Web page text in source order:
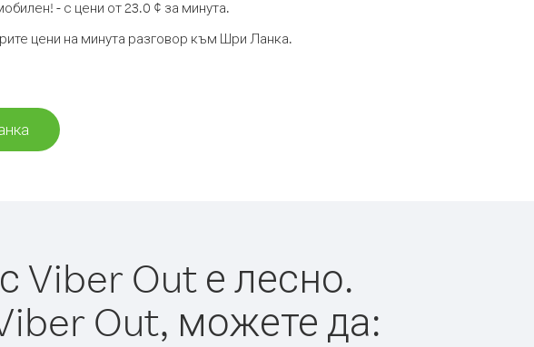
- с цени от 23.0 ¢ за минута.
цени на минута разговор към Шри Ланка.
Out е лесно.
Out, можете да: